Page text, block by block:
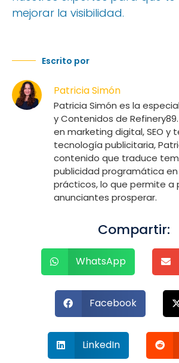
mejorar la visibilidad.
Escrito por
Patricia Simón
Patricia Simón es la
y Contenidos de
en marketing digital, SEO y
tecnología publicitaria,
contenido que traduce
publicidad programática
prácticos, lo que permite a
anunciantes prosperar.
Compartir:
WhatsApp
Facebook
LinkedIn